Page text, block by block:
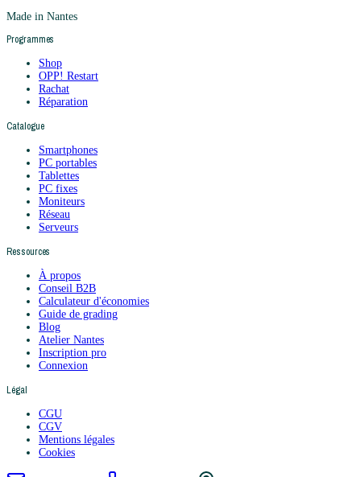
Made in Nantes
Programmes
Shop
OPP! Restart
Rachat
Réparation
Catalogue
Smartphones
PC portables
Tablettes
PC fixes
Moniteurs
Réseau
Serveurs
Ressources
À propos
Conseil B2B
Calculateur d'économies
Guide de grading
Blog
Atelier Nantes
Inscription pro
Connexion
Légal
CGU
CGV
Mentions légales
Cookies